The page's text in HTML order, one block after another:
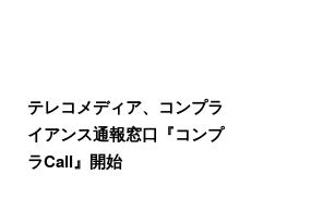
テレコメディア、コンプラ
イアンス通報窓口『コンプ
ラCall』開始